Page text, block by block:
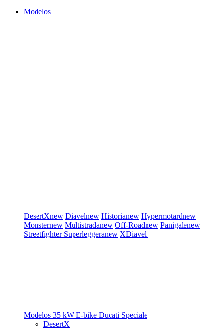
Modelos
DesertXnew Diavelnew Historianew Hypermotardnew
Monsternew Multistradanew Off-Roadnew Panigalenew
Streetfighter Superleggeranew XDiavel
Modelos 35 kW E-bike Ducati Speciale
DesertX